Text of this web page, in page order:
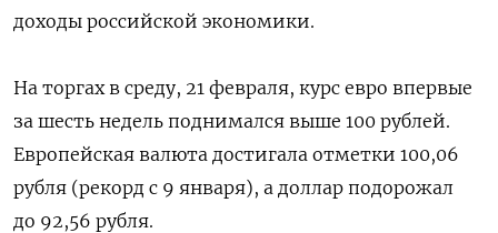
доходы российской экономики.
На торгах в среду, 21 февраля, курс евро впервые
за шесть недель поднимался выше 100 рублей.
Европейская валюта достигала отметки 100,06
рубля (рекорд с 9 января), а доллар подорожал
до 92,56 рубля.